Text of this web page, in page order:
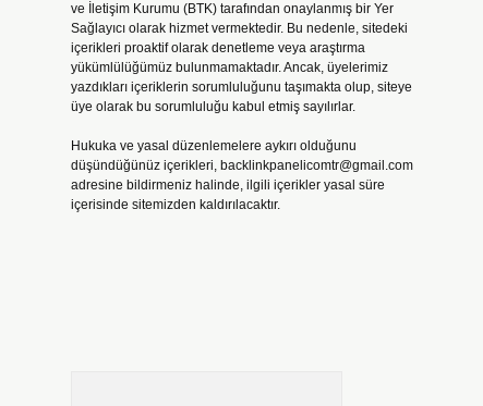
ve İletişim Kurumu (BTK) tarafından onaylanmış bir Yer
Sağlayıcı olarak hizmet vermektedir. Bu nedenle, sitedeki
içerikleri proaktif olarak denetleme veya araştırma
yükümlülüğümüz bulunmamaktadır. Ancak, üyelerimiz
yazdıkları içeriklerin sorumluluğunu taşımakta olup, siteye
üye olarak bu sorumluluğu kabul etmiş sayılırlar.
Hukuka ve yasal düzenlemelere aykırı olduğunu
düşündüğünüz içerikleri, backlinkpanelicomtr@gmail.com
adresine bildirmeniz halinde, ilgili içerikler yasal süre
içerisinde sitemizden kaldırılacaktır.